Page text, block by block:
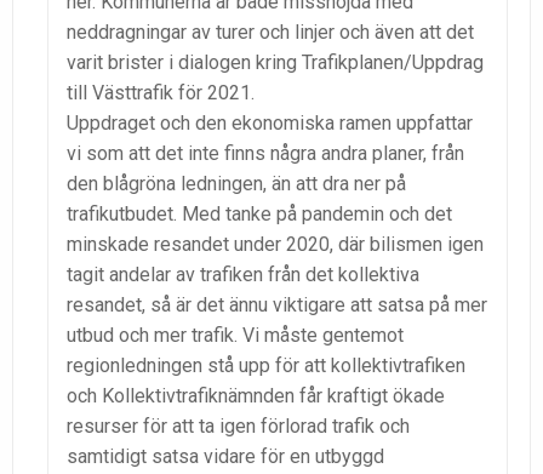
neddragningar av turer och linjer och även att det
varit brister i dialogen kring Trafikplanen/Uppdrag
till Västtrafik för 2021.
Uppdraget och den ekonomiska ramen uppfattar
vi som att det inte finns några andra planer, från
den blågröna ledningen, än att dra ner på
trafikutbudet. Med tanke på pandemin och det
minskade resandet under 2020, där bilismen igen
tagit andelar av trafiken från det kollektiva
resandet, så är det ännu viktigare att satsa på mer
utbud och mer trafik. Vi måste gentemot
regionledningen stå upp för att kollektivtrafiken
och Kollektivtrafiknämnden får kraftigt ökade
resurser för att ta igen förlorad trafik och
samtidigt satsa vidare för en utbyggd